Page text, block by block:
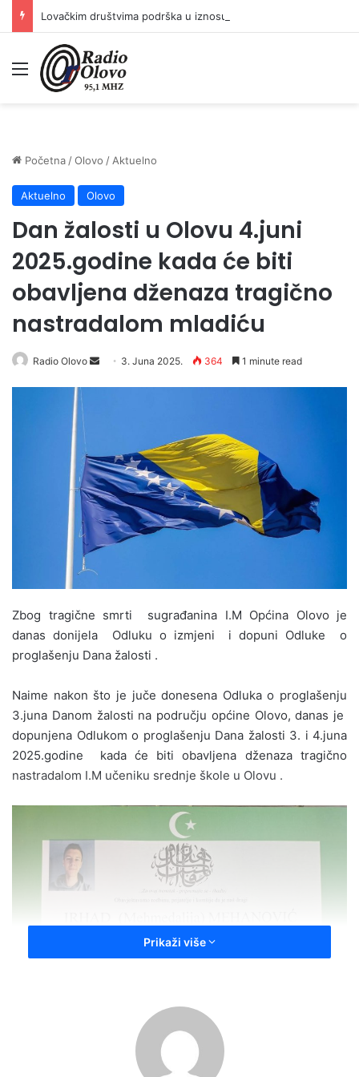
Lovačkim društvima podrška u iznosu od 138.000 KM
Meni
Početna /Olovo / Aktuelno
Aktuelno Olovo
Dan žalosti u Olovu 4.juni
2025.godine kada će biti
obavljena dženaza tragično
nastradalom mladiću
Radio Olovo
n
e
m
a
3. Juna 2025. 364 1 minute read
Zbog tragične smrti sugrađanina I.M Općina Olovo je
danas donijela Odluku o izmjeni i dopuni Odluke o
proglašenju Dana žalosti .
Naime nakon što je juče donesena Odluka o proglašenju
3.juna Danom žalosti na području općine Olovo, danas je
dopunjena Odlukom o proglašenju Dana žalosti 3. i 4.juna
2025.godine kada će biti obavljena dženaza tragično
nastradalom I.M učeniku srednje škole u Olovu .
Prikaži više